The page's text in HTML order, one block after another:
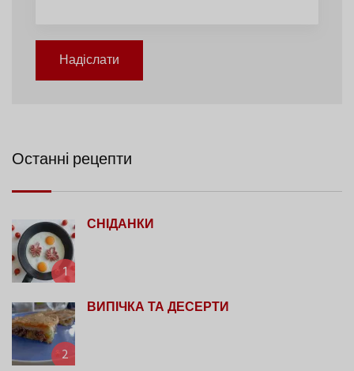
Надіслати
Останні рецепти
1
СНІДАНКИ
2
ВИПІЧКА ТА ДЕСЕРТИ